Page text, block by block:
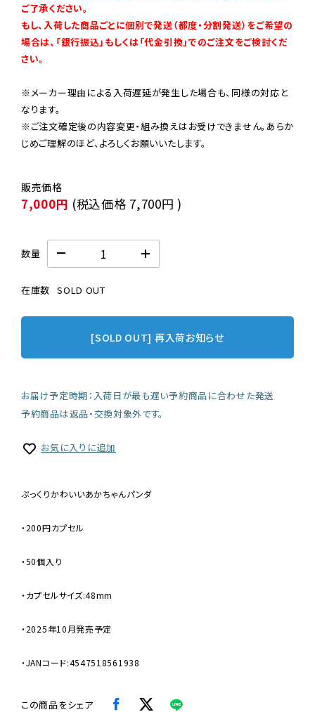
ご了承ください。
もし、入荷した商品ごとに個別で発送（都度・分割発送）をご希望の
場合は、「銀行振込」もしくは「代金引換」でのご注文をご検討くだ
さい。
※メーカー理由による入荷遅延が発生した場合も、同様の対応と
なります。
※ご注文確定後の内容変更・組み換えはお受けできません。あらか
じめご理解のほど、よろしくお願いいたします。
7,000円 (税込価格 7,700円 )
数量
在庫数 SOLD OUT
[SOLD OUT] 再入荷お知らせ
お届け予定時期：入荷日が最も遅い予約商品に合わせた発送
予約商品は返品・交換対象外です。
お気に入りに追加
ぷっくりかわいいあかちゃんパンダ
・200円カプセル
・50個入り
・カプセルサイズ:48mm
・2025年10月発売予定
・JANコード:4547518561938
この商品をシェア